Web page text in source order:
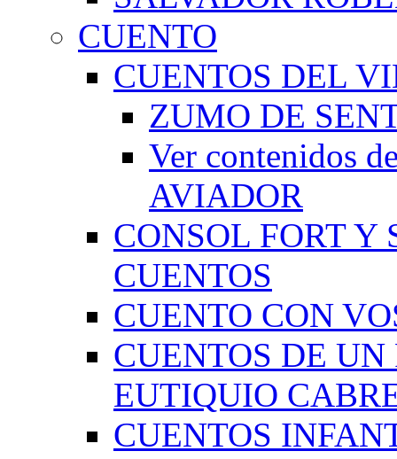
CUENTO
CUENTOS DEL
ZUMO DE
Ver contenidos
AVIADOR
CONSOL FORT Y
CUENTOS
CUENTO CON
CUENTOS DE
EUTIQUIO
CUENTOS